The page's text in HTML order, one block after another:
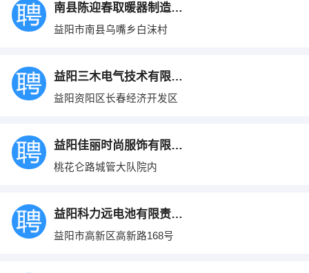
南县陈迎春取暖器制造有限公司
益阳市南县乌嘴乡白沫村
益阳三木电气技术有限公司
益阳资阳区长春经济开发区
益阳佳丽时尚服饰有限公司
桃花仑路城管大队院内
益阳科力远电池有限责任公司
益阳市高新区高新路168号